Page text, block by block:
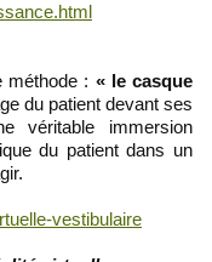
méthode : « le casque
du patient devant ses
véritable immersion
du patient dans un
vestibulaire